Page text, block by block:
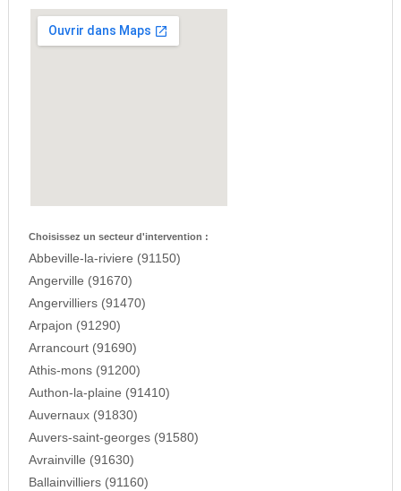
Choisissez un secteur d'intervention :
Abbeville-la-riviere (91150)
Angerville (91670)
Angervilliers (91470)
Arpajon (91290)
Arrancourt (91690)
Athis-mons (91200)
Authon-la-plaine (91410)
Auvernaux (91830)
Auvers-saint-georges (91580)
Avrainville (91630)
Ballainvilliers (91160)